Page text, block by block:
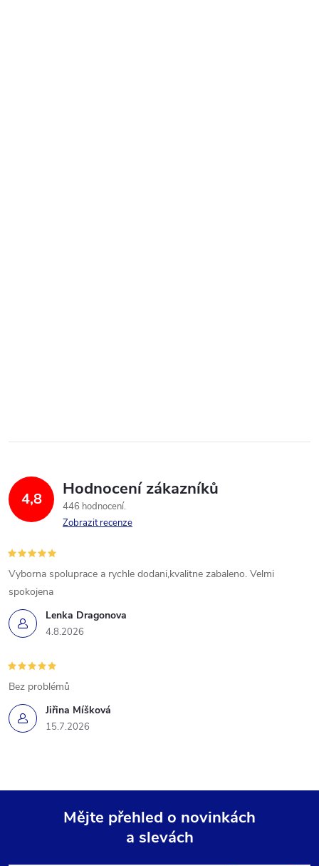
4,8 Hodnocení zákazníků
446 hodnocení
Zobrazit recenze
Lenka Dragonova
4.8.2026
Vyborna spoluprace a rychle dodani,kvalitne zabaleno. Velmi
spokojena
Jiřina Míšková
15.7.2026
Bez problémů
Mějte přehled o novinkách
a slevách